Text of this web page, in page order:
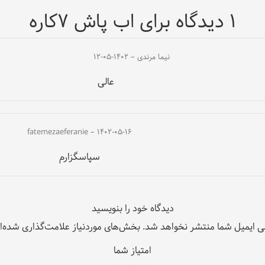
1 دیدگاه برای اب پاش ۷کاره
نیما مرندی – ۱۴۰۲-۰۵-۱۲
عالی
fatemezaeferanie – ۱۴۰۲-۰۵-۱۶
سپاسگزارم
دیدگاه خود را بنویسید
ایمیل شما منتشر نخواهد شد. بخش‌های موردنیاز علامت‌گذاری
امتیاز شما